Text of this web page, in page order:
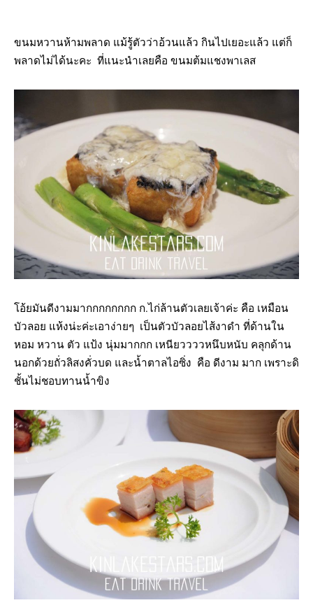
ขนมหวานห้ามพลาด แม้รู้ตัวว่าอ้วนแล้ว กินไปเยอะแล้ว แต่ก็
พลาดไม่ได้นะคะ ที่แนะนำเลยคือ ขนมต้มแชงพาเลส
โอ้ยมันดีงามมากกกกกกกก ก.ไก่ล้านตัวเลยเจ้าค่ะ คือ เหมือน
บัวลอย แห้งน่ะค่ะเอาง่ายๆ เป็นตัวบัวลอยไส้งาดำ ที่ด้านใน
หอม หวาน ตัว แป้ง นุ่มมากกก เหนียววววหนึบหนับ คลุกด้าน
นอกด้วยถั่วลิสงคั่วบด และน้ำตาลไอซิ่ง คือ ดีงาม มาก เพราะดิ
ชั้นไม่ชอบทานน้ำขิง